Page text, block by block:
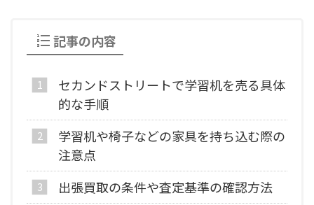
記事の内容
セカンドストリートで学習机を売る具体
的な手順
学習机や椅子などの家具を持ち込む際の
注意点
出張買取の条件や査定基準の確認方法